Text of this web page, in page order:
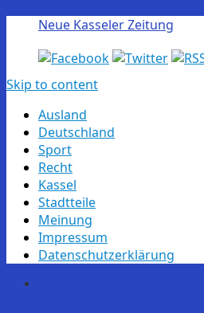
Neue Kasseler Zeitung
Skip to content
Ausland
Deutschland
Sport
Recht
Kassel
Stadtteile
Meinung
Impressum
Datenschutzerklärung